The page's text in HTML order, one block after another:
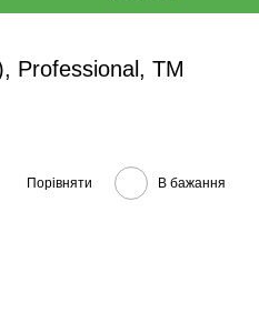
Professional, TM
Порівняти В бажання